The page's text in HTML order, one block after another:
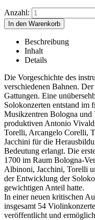
Anzahl:
Beschreibung
Inhalt
Details
Die Vorgeschichte des
verschiedenen Bahnen.
Gattungen. Eine
Solokonzerten entstand im
Musikzentren Bologna und
produktiven Antonio
Torelli, Arcangelo Corelli,
Jacchini für die
Bedeutung erlangt. Die
1700 im Raum Bologna-
Albinoni, Jacchini, Torelli
der Entwicklung der
gewichtigen Anteil hatte.
In einer neuen kritischen
insgesamt 54
veröffentlicht und